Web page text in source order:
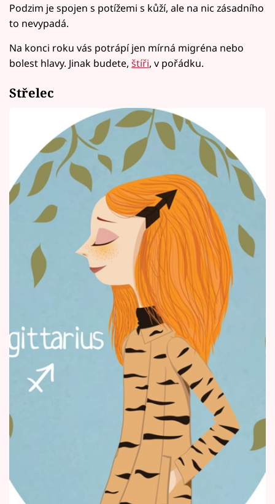
Podzim je spojen s potížemi s kůží, ale na nic zásadního
to nevypadá.
Na konci roku vás potrápí jen mírná migréna nebo
bolest hlavy. Jinak budete, štíři, v pořádku.
Střelec